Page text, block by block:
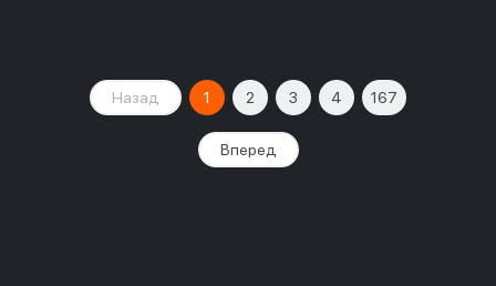
Назад 1 2 3 4 167
Вперед